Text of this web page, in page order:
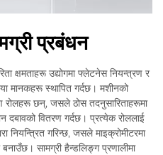
प्रबंधन
क्षमताहरू उद्योगमा फ्लेटनेस नियन्त्रण र
मानकहरू स्थापित गर्दछ। मशीनको
रोलहरू छन्, जसले ठोस तदनुसारिताहरूमा
दबावको वितरण गर्दछ। प्रत्येक रोललाई
नियन्त्रित गरिन्छ, जसले माइक्रोमीटरमा
बनाउँछ। सामग्री हैन्डलिङ्ग प्रणालीमा